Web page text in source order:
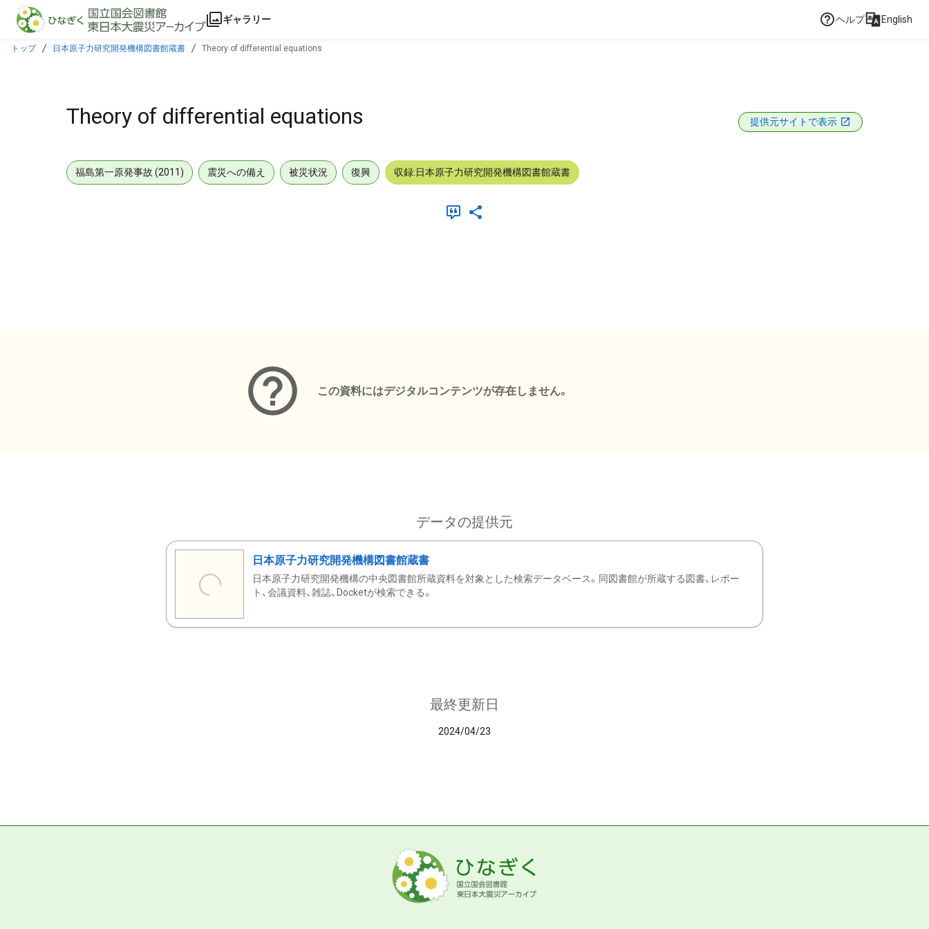
本文に飛ぶ
ギャラリー ヘルプ English
トップ 日本原子力研究開発機構図書館蔵書 Theory of differential equations
Theory of differential equations 提供元サイトで表示
福島第一原発事故 (2011) 震災への備え 被災状況 復興 収録:日本原子力研究開発機構図書館蔵書
この資料にはデジタルコンテンツが存在しません。
データの提供元
日本原子力研究開発機構図書館蔵書
日本原子力研究開発機構の中央図書館所蔵資料を対象とした検索データベース。同図書館が所蔵する図書、レポー
ト、会議資料、雑誌、Docketが検索できる。
最終更新日
2024/04/23